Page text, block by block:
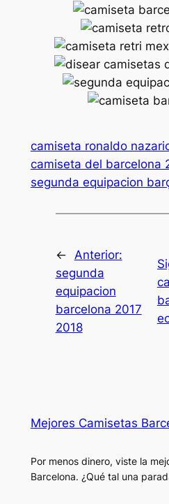
camiseta ronaldo
camiseta del barcelona
segunda equipacion
←
Anterior:
segunda
equipacion
barcelona 2017
2018
Mejores Camisetas
Por menos dinero, viste la
Barcelona. ¿Qué tal una